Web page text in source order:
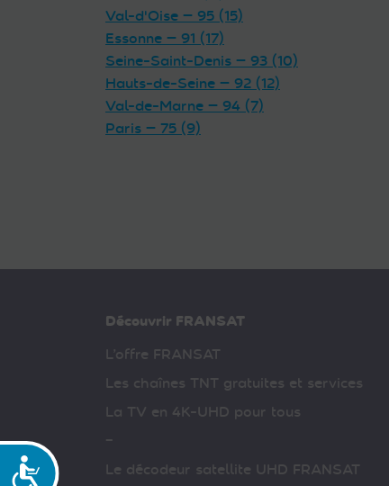
Accessibilité
Val-d'Oise — 95 (15)
Essonne — 91 (17)
Seine-Saint-Denis — 93 (10)
Hauts-de-Seine — 92 (12)
Val-de-Marne — 94 (7)
Paris — 75 (9)
Découvrir FRANSAT
L’offre FRANSAT
Les chaînes TNT gratuites et services
La TV en 4K-UHD pour tous
–
Le décodeur satellite UHD FRANSAT